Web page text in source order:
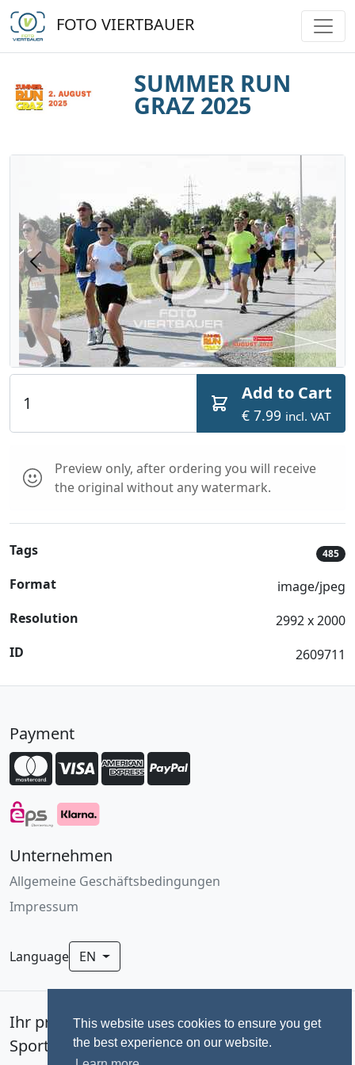
This website uses cookies to ensure you get
the best experience on our website.
FOTO VIERTBAUER
SUMMER RUN
GRAZ 2025
Previous Next
Add to Cart
€ 7.99 incl. VAT
Preview only, after ordering you will receive
the original without any watermark.
Tags 485
Format
image/jpeg
Resolution
2992 x 2000
ID
2609711
Payment
Unternehmen
Allgemeine Geschäftsbedingungen
Impressum
Language EN
Ihr professionelles Fotoservice für
Sportevents seit 1992.